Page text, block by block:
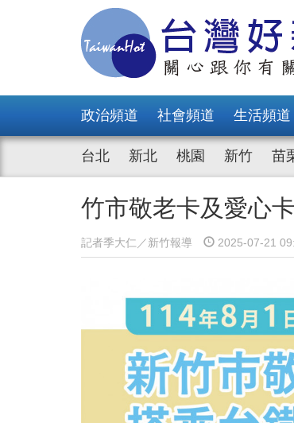
政治頻道 社會頻道 生活頻道
台北 新北 桃園 新竹 苗
竹市敬老卡及愛心
記者季大仁／新竹報導 2025-07-21